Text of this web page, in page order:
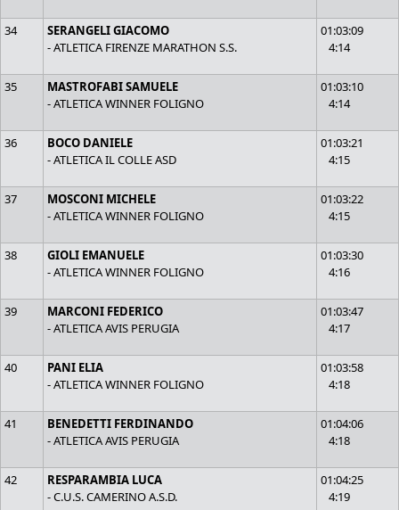
34
SERANGELI GIACOMO
- ATLETICA FIRENZE MARATHON S.S.
01:03:09
4:14
35
MASTROFABI SAMUELE
- ATLETICA WINNER FOLIGNO
01:03:10
4:14
36
BOCO DANIELE
- ATLETICA IL COLLE ASD
01:03:21
4:15
37
MOSCONI MICHELE
- ATLETICA WINNER FOLIGNO
01:03:22
4:15
38
GIOLI EMANUELE
- ATLETICA WINNER FOLIGNO
01:03:30
4:16
39
MARCONI FEDERICO
- ATLETICA AVIS PERUGIA
01:03:47
4:17
40
PANI ELIA
- ATLETICA WINNER FOLIGNO
01:03:58
4:18
41
BENEDETTI FERDINANDO
- ATLETICA AVIS PERUGIA
01:04:06
4:18
42
RESPARAMBIA LUCA
- C.U.S. CAMERINO A.S.D.
01:04:25
4:19